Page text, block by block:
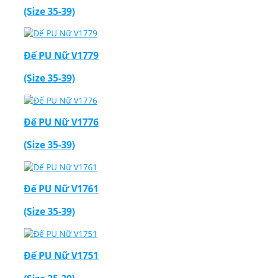
(Size 35-39)
Đế PU Nữ V1779
(Size 35-39)
Đế PU Nữ V1776
(Size 35-39)
Đế PU Nữ V1761
(Size 35-39)
Đế PU Nữ V1751